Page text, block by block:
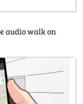
PRIN
audio walk on